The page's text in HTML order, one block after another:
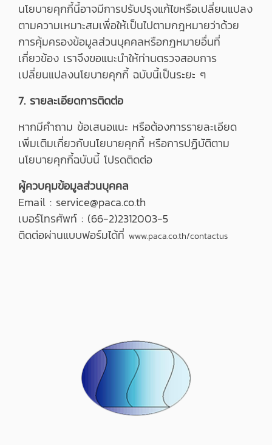
นโยบายคุกกี้นี้อาจมีการปรับปรุงแก้ไขหรือเปลี่ยนแปลง
ตามความเหมาะสมเพื่อให้เป็นไปตามกฎหมายว่าด้วย
การคุ้มครองข้อมูลส่วนบุคคลหรือกฎหมายอื่นที่
เกี่ยวข้อง เราจึงขอแนะนำให้ท่านตรวจสอบการ
เปลี่ยนแปลงนโยบายคุกกี้ ฉบับนี้เป็นระยะ ๆ
7. รายละเอียดการติดต่อ
หากมีคำถาม ข้อเสนอแนะ หรือต้องการรายละเอียด
เพิ่มเติมเกี่ยวกับนโยบายคุกกี้ หรือการปฏิบัติตาม
นโยบายคุกกี้ฉบับนี้ โปรดติดต่อ
ผู้ควบคุมข้อมูลส่วนบุคคล
Email : service@paca.co.th
เบอร์โทรศัพท์ : (66-2)2312003-5
ติดต่อผ่านแบบฟอร์มได้ที่ www.paca.co.th/contactus